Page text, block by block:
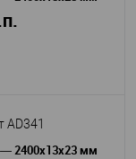
AD341
— 2400х13х23 мм